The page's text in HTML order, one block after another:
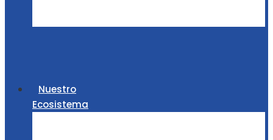
Nuestro
Ecosistema